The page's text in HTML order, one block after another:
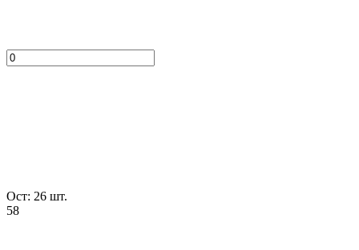
Ост: 26 шт.
58